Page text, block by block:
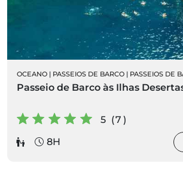
OCEANO | PASSEIOS DE BARCO | PASSEIOS DE
Passeio de Barco às Ilhas
5 (7)
8H